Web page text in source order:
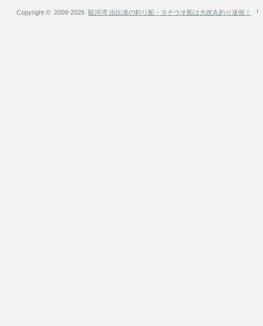
Copyright © 2009-2026 駿河湾 由比港の釣り船・タチウオ船は大政丸釣り速報！